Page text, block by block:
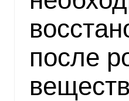
после